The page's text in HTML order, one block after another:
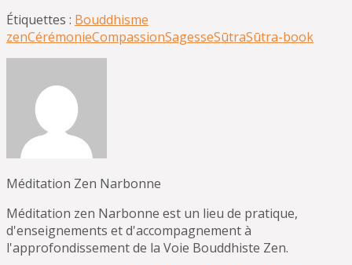
Étiquettes : Bouddhisme
zenCérémonieCompassionSagesseSūtraSūtra-book
Méditation Zen Narbonne
Méditation zen Narbonne est un lieu de pratique,
d'enseignements et d'accompagnement à
l'approfondissement de la Voie Bouddhiste Zen.